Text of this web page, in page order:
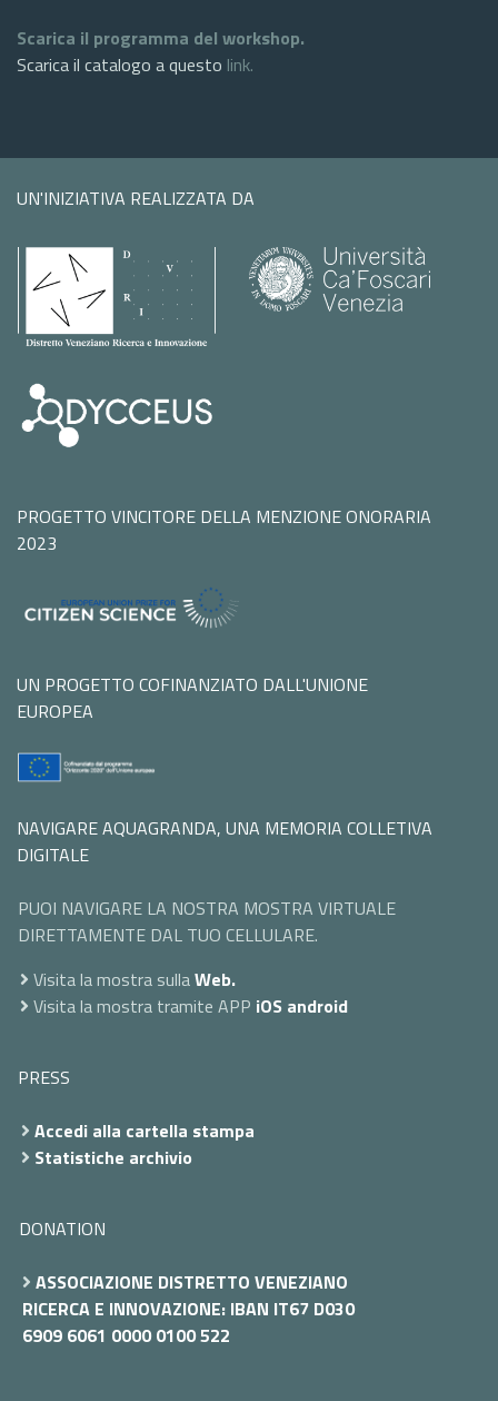
Scarica il programma del workshop.
Scarica il catalogo a questo link.
UN'INIZIATIVA REALIZZATA DA
PROGETTO VINCITORE DELLA MENZIONE ONORARIA
2023
UN PROGETTO COFINANZIATO DALL'UNIONE
EUROPEA
NAVIGARE AQUAGRANDA, UNA MEMORIA COLLETIVA
DIGITALE
PUOI NAVIGARE LA NOSTRA MOSTRA VIRTUALE
DIRETTAMENTE DAL TUO CELLULARE.
Visita la mostra sullaWeb.
Visita la mostra tramite APP iOS android
PRESS
Accedi alla cartella stampa
Statistiche archivio
DONATION
ASSOCIAZIONE DISTRETTO VENEZIANO
RICERCA E INNOVAZIONE: IBAN IT67 D030
6909 6061 0000 0100 522